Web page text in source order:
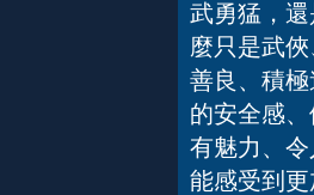
武勇猛，
麼只是武
善良、積
的安全感
有魅力、
能感受到